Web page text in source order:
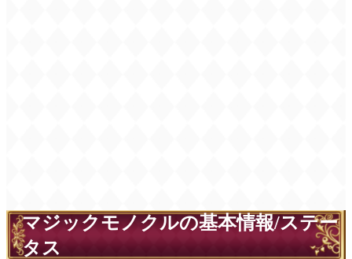
マジックモノクルの基本情報/ステー
タス